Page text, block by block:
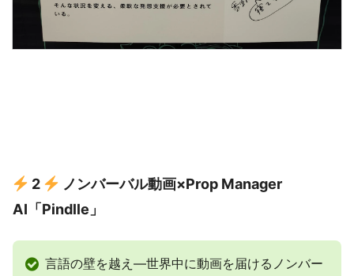
2
ノンバーバル動画×Prop Manager
AI「Pindlle」
言語の壁を越え—世界中に動画を届けるノンバー